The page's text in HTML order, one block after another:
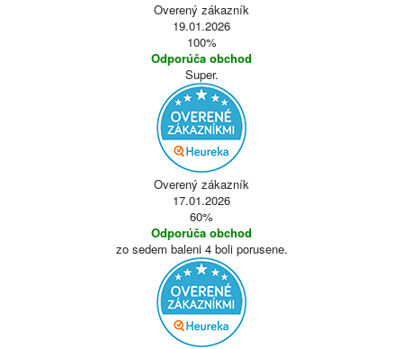
Overený zákazník
19.01.2026
100%
Odporúča obchod
Super.
Overený zákazník
17.01.2026
60%
Odporúča obchod
zo sedem baleni 4 boli porusene.